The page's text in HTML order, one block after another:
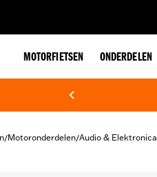
MOTORFIETSEN ONDERDELEN
/Motoronderdelen/Audio & Elektronica